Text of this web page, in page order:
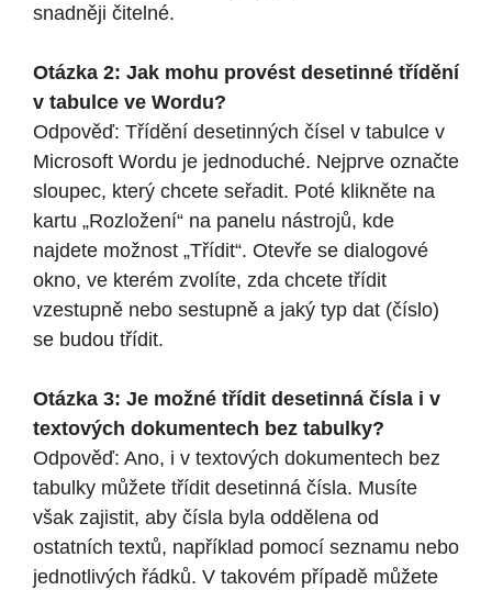
snadněji čitelné.
Otázka 2: Jak mohu provést desetinné třídění
v tabulce ve Wordu?
Odpověď: Třídění desetinných čísel v tabulce v
Microsoft Wordu je jednoduché. Nejprve označte
sloupec, který chcete seřadit. Poté klikněte na
kartu „Rozložení“ na panelu nástrojů, kde
najdete možnost „Třídit“. Otevře se dialogové
okno, ve kterém zvolíte, zda chcete třídit
vzestupně nebo sestupně a jaký typ dat (číslo)
se budou třídit.
Otázka 3: Je možné třídit desetinná čísla i v
textových dokumentech bez tabulky?
Odpověď: Ano, i v textových dokumentech bez
tabulky můžete třídit desetinná čísla. Musíte
však zajistit, aby čísla byla oddělena od
ostatních textů, například pomocí seznamu nebo
jednotlivých řádků. V takovém případě můžete